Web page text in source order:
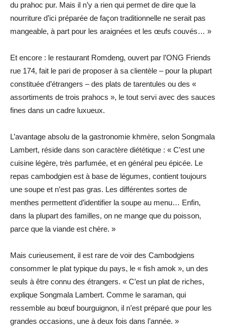
du prahoc pur. Mais il n’y a rien qui permet de dire que la
nourriture d’ici préparée de façon traditionnelle ne serait pas
mangeable, à part pour les araignées et les œufs couvés… »
Et encore : le restaurant Romdeng, ouvert par l’ONG Friends
rue 174, fait le pari de proposer à sa clientèle – pour la plupart
constituée d’étrangers – des plats de tarentules ou des «
assortiments de trois prahocs », le tout servi avec des sauces
fines dans un cadre luxueux.
L’avantage absolu de la gastronomie khmère, selon Songmala
Lambert, réside dans son caractère diététique : « C’est une
cuisine légère, très parfumée, et en général peu épicée. Le
repas cambodgien est à base de légumes, contient toujours
une soupe et n’est pas gras. Les différentes sortes de
menthes permettent d’identifier la soupe au menu… Enfin,
dans la plupart des familles, on ne mange que du poisson,
parce que la viande est chère. »
Mais curieusement, il est rare de voir des Cambodgiens
consommer le plat typique du pays, le « fish amok », un des
seuls à être connu des étrangers. « C’est un plat de riches,
explique Songmala Lambert. Comme le saraman, qui
ressemble au bœuf bourguignon, il n’est préparé que pour les
grandes occasions, une à deux fois dans l’année. »